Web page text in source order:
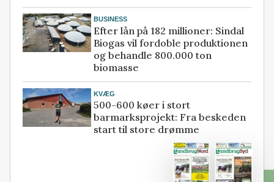
BUSINESS
Efter lån på 182 millioner: Sindal
Biogas vil fordoble produktionen
og behandle 800.000 ton
biomasse
KVÆG
500-600 køer i stort
barmarksprojekt: Fra beskeden
start til store drømme